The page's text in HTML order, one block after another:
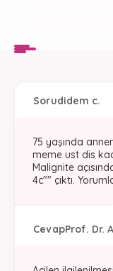
Sorudidem c.
75 yaşında
meme ust dis
Malignite
4c"" çıktı.
CevapProf. Dr.